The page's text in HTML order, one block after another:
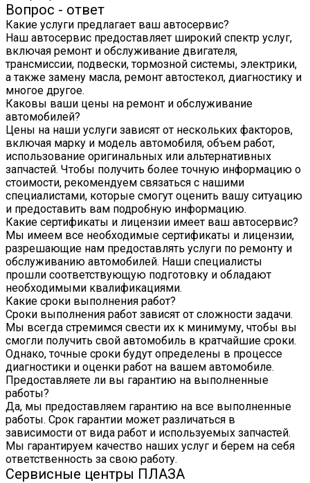
Вопрос - ответ
Какие услуги предлагает ваш автосервис?
Наш автосервис предоставляет широкий спектр услуг,
включая ремонт и обслуживание двигателя,
трансмиссии, подвески, тормозной системы, электрики,
а также замену масла, ремонт автостекол, диагностику и
многое другое.
Каковы ваши цены на ремонт и обслуживание
автомобилей?
Цены на наши услуги зависят от нескольких факторов,
включая марку и модель автомобиля, объем работ,
использование оригинальных или альтернативных
запчастей. Чтобы получить более точную информацию о
стоимости, рекомендуем связаться с нашими
специалистами, которые смогут оценить вашу ситуацию
и предоставить вам подробную информацию.
Какие сертификаты и лицензии имеет ваш автосервис?
Мы имеем все необходимые сертификаты и лицензии,
разрешающие нам предоставлять услуги по ремонту и
обслуживанию автомобилей. Наши специалисты
прошли соответствующую подготовку и обладают
необходимыми квалификациями.
Какие сроки выполнения работ?
Сроки выполнения работ зависят от сложности задачи.
Мы всегда стремимся свести их к минимуму, чтобы вы
смогли получить свой автомобиль в кратчайшие сроки.
Однако, точные сроки будут определены в процессе
диагностики и оценки работ на вашем автомобиле.
Предоставляете ли вы гарантию на выполненные
работы?
Да, мы предоставляем гарантию на все выполненные
работы. Срок гарантии может различаться в
зависимости от вида работ и используемых запчастей.
Мы гарантируем качество наших услуг и берем на себя
ответственность за свою работу.
Сервисные центры ПЛАЗА